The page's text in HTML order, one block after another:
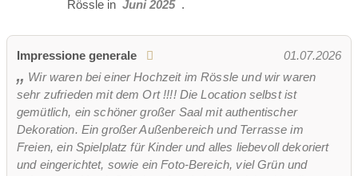
Capienza: Su richiesta
Servizi igienici: No
Riscaldato: No
Adatto per conferenze: No
Accessibile: Parzialmente
Rössle in Juni 2025 .
Impressione generale
01.07.2026
Wir waren bei einer Hochzeit im Rössle und wir waren
sehr zufrieden mit dem Ort !!!! Die Location selbst ist
gemütlich, ein schöner großer Saal mit authentischer
Dekoration. Ein großer Außenbereich und Terrasse im
Freien, ein Spielplatz für Kinder und alles liebevoll dekoriert
und eingerichtet, sowie ein Foto-Bereich, viel Grün und